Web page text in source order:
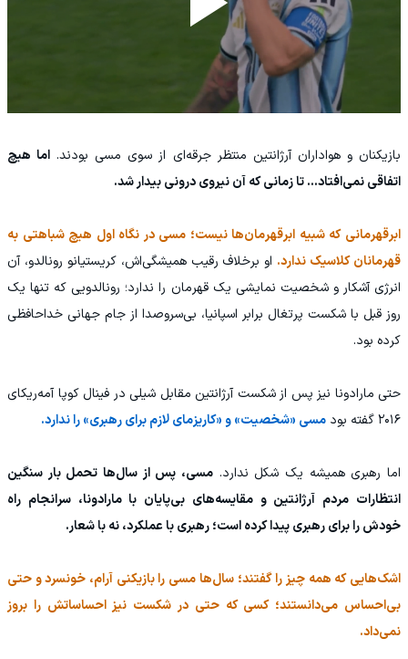
بازیکنان و هواداران آرژانتین منتظر جرقه‌ای از سوی مسی بودند. اما هیچ
اتفاقی نمی‌افتاد... تا زمانی که آن نیروی درونی بیدار شد.
ابرقهرمانی که شبیه ابرقهرمان‌ها نیست؛ مسی در نگاه اول هیچ شباهتی به
قهرمانان کلاسیک ندارد. او برخلاف رقیب همیشگی‌اش، کریستیانو رونالدو، آن
انرژی آشکار و شخصیت نمایشی یک قهرمان را ندارد؛ رونالدویی که تنها یک
روز قبل با شکست پرتغال برابر اسپانیا، بی‌سروصدا از جام جهانی خداحافظی
کرده بود.
حتی مارادونا نیز پس از شکست آرژانتین مقابل شیلی در فینال کوپا آمه‌ریکای
۲۰۱۶ گفته بود
مسی «شخصیت» و «کاریزمای لازم برای رهبری» را ندارد.
اما رهبری همیشه یک شکل ندارد. مسی، پس از سال‌ها تحمل بار سنگین
انتظارات مردم آرژانتین و مقایسه‌های بی‌پایان با مارادونا، سرانجام راه
خودش را برای رهبری پیدا کرده است؛ رهبری با عملکرد، نه با شعار.
اشک‌هایی که همه چیز را گفتند؛ سال‌ها مسی را بازیکنی آرام، خونسرد و حتی
بی‌احساس می‌دانستند؛ کسی که حتی در شکست نیز احساساتش را بروز
نمی‌داد.